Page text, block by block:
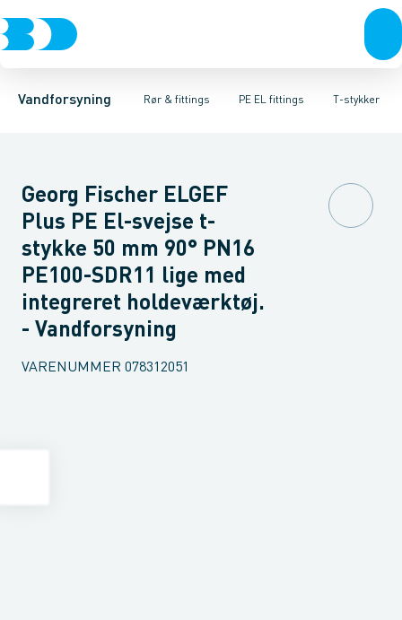
Vandforsyning Rør & fittings
Rør & fittingsKoblinger & anboringerMuffer, klemmer &
PE EL fittings
PE rørPE EL fittingsPE fittings Duktiljern fittings T-stykker
VinklerT-stykker SvejsemufferReduktionerAnboringssadler-
Georg Fischer ELGEF
Plus PE El-svejse t-
stykke 50 mm 90° PN16
PE100-SDR11 lige med
integreret holdeværktøj.
- Vandforsyning
VARENUMMER 078312051